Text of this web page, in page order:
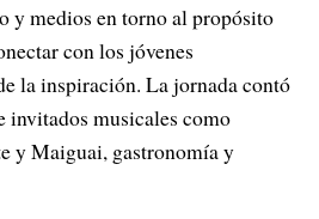
y medios en torno al propósito
con los jóvenes
la inspiración. La jornada contó
invitados musicales como
y Maiguai, gastronomía y